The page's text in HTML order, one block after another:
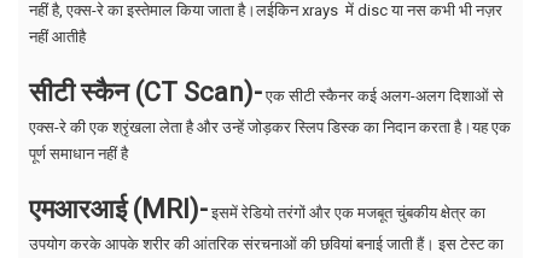
नहीं है, एक्स-रे का इस्तेमाल किया जाता है।लईकिन xrays में disc या नस कभी भी नज़र
नहीं आतीहै
सीटी स्कैन (CT Scan)-एक सीटी स्कैनर कई अलग-अलग दिशाओं से
एक्स-रे की एक श्रृंखला लेता है और उन्हें जोड़कर स्लिप डिस्क का निदान करता है।यह एक
पूर्ण समाधान नहीं है
एमआरआई (MRI)-इसमें रेडियो तरंगों और एक मजबूत चुंबकीय क्षेत्र का
उपयोग करके आपके शरीर की आंतरिक संरचनाओं की छवियां बनाई जाती हैं। इस टेस्ट का